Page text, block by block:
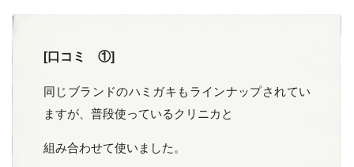
[口コミ ①]
同じブランドのハミガキもラインナップされてい
ますが、普段使っているクリニカと
組み合わせて使いました。